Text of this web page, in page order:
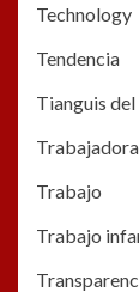
Technology
Tendencia
Tianguis
Trabajo
Trabajo